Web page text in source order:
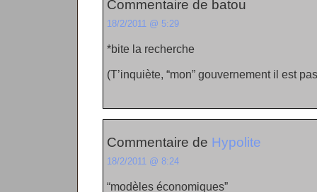
Commentaire de batou
18/2/2011 @ 5:29
*bite la recherche
(T’inquiète, “mon” gouvernement il est
Commentaire de Hypolite
18/2/2011 @ 8:24
“modèles économiques”